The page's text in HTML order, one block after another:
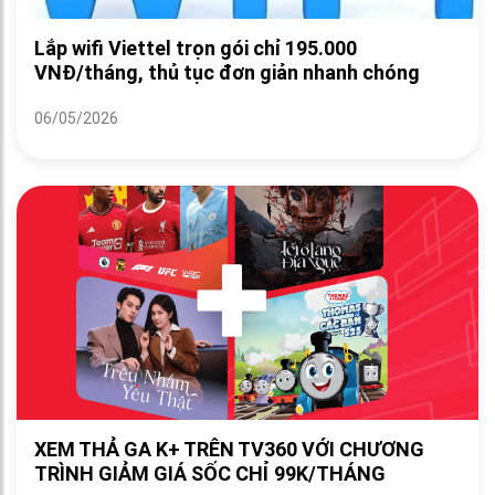
Lắp wifi Viettel trọn gói chỉ 195.000
VNĐ/tháng, thủ tục đơn giản nhanh chóng
06/05/2026
XEM THẢ GA K+ TRÊN TV360 VỚI CHƯƠNG
TRÌNH GIẢM GIÁ SỐC CHỈ 99K/THÁNG